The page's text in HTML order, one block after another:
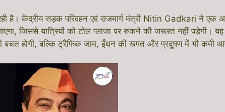
है। केंद्रीय सड़क परिवहन एवं राजमार्ग मंत्री Nitin Gadkari ने एक
जिससे यात्रियों को टोल प्लाजा पर रुकने की जरूरत नहीं
बचत होगी, बल्कि ट्रैफिक जाम, ईंधन की खपत और प्रदूषण में भी कमी